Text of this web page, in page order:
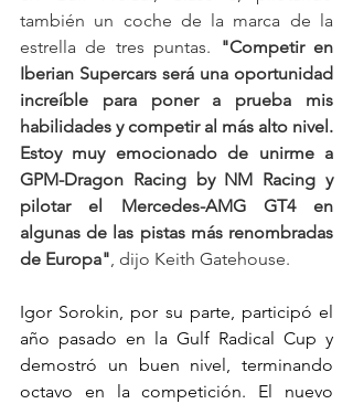
también un coche de la marca de la
estrella de tres puntas.
"Competir en
Iberian Supercars será una oportunidad
increíble para poner a prueba mis
habilidades y competir al más alto nivel.
Estoy muy emocionado de unirme a
GPM-Dragon Racing by NM Racing y
pilotar el Mercedes-AMG GT4 en
algunas de las pistas más renombradas
de Europa", dijo Keith Gatehouse.
Igor Sorokin, por su parte, participó el
año pasado en la Gulf Radical Cup y
demostró un buen nivel, terminando
octavo en la competición. El nuevo